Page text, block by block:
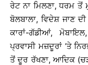
ਰੇਟ ਨਾ ਮਿਲਣਾ, ਧਰਮ ਤੋਂ
ਬੋਲਬਾਲਾ, ਵਿਦੇਸ਼ ਜਾਣ
ਕਾਰਾਂ-ਗੱਡੀਆਂ,
ਪ੍ਰਵਾਸੀ ਮਜ਼ਦੂਰਾਂ ’ਤੇ
ਤੋਂ ਦੂਰ ਰੱਖਣਾ, ਆਦਿਕ